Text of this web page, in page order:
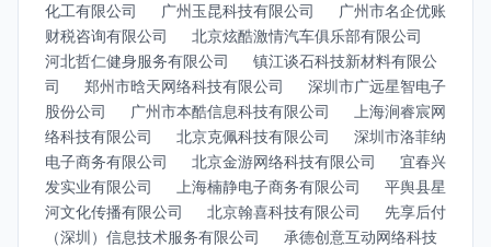
化工有限公司
广州玉昆科技有限公司
广州市名企优账
财税咨询有限公司
北京炫酷激情汽车俱乐部有限公司
河北哲仁健身服务有限公司
镇江谈石科技新材料有限公
司
郑州市晗天网络科技有限公司
深圳市广远星智电子
股份公司
广州市本酷信息科技有限公司
上海涧睿宸网
络科技有限公司
北京克佩科技有限公司
深圳市洛菲纳
电子商务有限公司
北京金游网络科技有限公司
宜春兴
发实业有限公司
上海楠静电子商务有限公司
平舆县星
河文化传播有限公司
北京翰喜科技有限公司
先享后付
（深圳）信息技术服务有限公司
承德创意互动网络科技